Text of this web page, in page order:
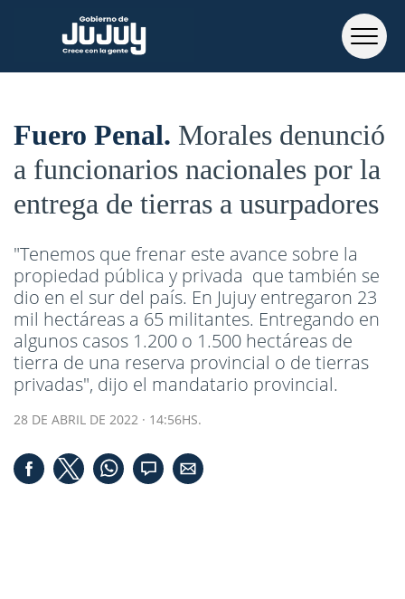
Fuero Penal Morales denunció
a funcionarios nacionales por la
entrega de tierras a usurpadores
"Tenemos que frenar este avance sobre la
propiedad pública y privada que también se
dio en el sur del país. En Jujuy entregaron 23
mil hectáreas a 65 militantes. Entregando en
algunos casos 1.200 o 1.500 hectáreas de
tierra de una reserva provincial o de tierras
privadas", dijo el mandatario provincial.
28 DE ABRIL DE 2022 · 14:56HS.